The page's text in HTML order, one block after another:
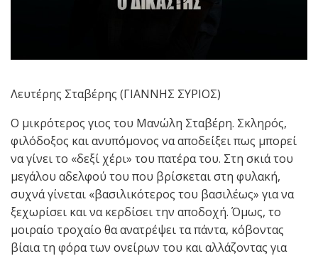
Λευτέρης Σταβέρης (ΓΙΑΝΝΗΣ ΣΥΡΙΟΣ)
Ο μικρότερος γιος του Μανώλη Σταβέρη. Σκληρός,
φιλόδοξος και ανυπόμονος να αποδείξει πως μπορεί
να γίνει το «δεξί χέρι» του πατέρα του. Στη σκιά του
μεγάλου αδελφού του που βρίσκεται στη φυλακή,
συχνά γίνεται «βασιλικότερος του βασιλέως» για να
ξεχωρίσει και να κερδίσει την αποδοχή. Όμως, το
μοιραίο τροχαίο θα ανατρέψει τα πάντα, κόβοντας
βίαια τη φόρα των ονείρων του και αλλάζοντας για